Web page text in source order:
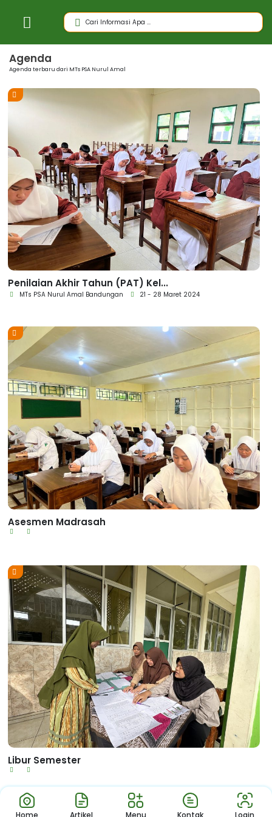
Agenda
Agenda terbaru dari MTs PSA Nurul Amal
Penilaian Akhir Tahun (PAT) Kel...
MTs PSA Nurul Amal Bandungan 21 - 28 Maret 2024
Asesmen Madrasah
Libur Semester
Home Artikel Menu Kontak Login